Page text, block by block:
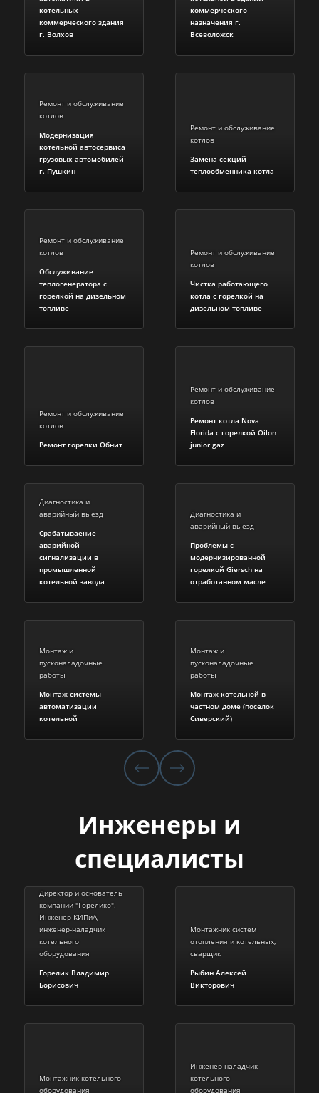
котельных
коммерческого здания
г. Волхов
коммерческого
назначения г.
Всеволожск
Ремонт и обслуживание
котлов
Модернизация
котельной автосервиса
грузовых автомобилей
г. Пушкин
Ремонт и обслуживание
котлов
Замена секций
теплообменника котла
Ремонт и обслуживание
котлов
Обслуживание
теплогенератора с
горелкой на дизельном
топливе
Ремонт и обслуживание
котлов
Чистка работающего
котла с горелкой на
дизельном топливе
Ремонт и обслуживание
котлов
Ремонт горелки Обнит
Ремонт и обслуживание
котлов
Ремонт котла Nova
Florida c горелкой Oilon
junior gaz
Диагностика и
аварийный выезд
Срабатываение
аварийной
сигнализации в
промышленной
котельной завода
Диагностика и
аварийный выезд
Проблемы с
модернизированной
горелкой Giersch на
отработанном масле
Монтаж и
пусконаладочные
работы
Монтаж системы
автоматизации
котельной
Монтаж и
пусконаладочные
работы
Монтаж котельной в
частном доме (поселок
Сиверский)
Инженеры и
специалисты
Директор и основатель
компании "Горелико".
Инженер КИПиА,
инженер-наладчик
котельного
оборудования
Горелик Владимир
Борисович
Монтажник систем
отопления и котельных,
сварщик
Рыбин Алексей
Викторович
Монтажник котельного
оборудования
Инженер-наладчик
котельного
оборудования